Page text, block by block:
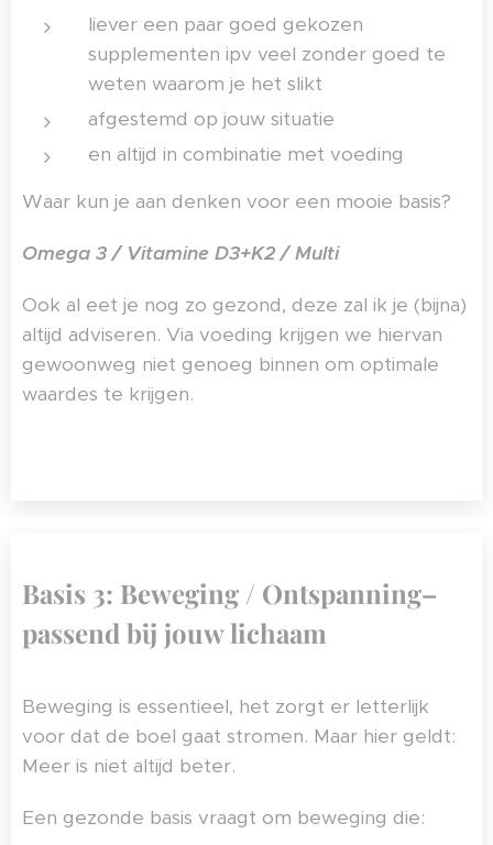
liever een paar goed gekozen
supplementen ipv veel zonder goed te
weten waarom je het slikt
afgestemd op jouw situatie
en altijd in combinatie met voeding
Waar kun je aan denken voor een mooie basis?
Omega 3 / Vitamine D3+K2 / Multi
Ook al eet je nog zo gezond, deze zal ik je (bijna)
altijd adviseren. Via voeding krijgen we hiervan
gewoonweg niet genoeg binnen om optimale
waardes te krijgen.
Basis 3: Beweging / Ontspanning–
passend bij jouw lichaam
Beweging is essentieel, het zorgt er letterlijk
voor dat de boel gaat stromen. Maar hier geldt:
Meer is niet altijd beter.
Een gezonde basis vraagt om beweging die: